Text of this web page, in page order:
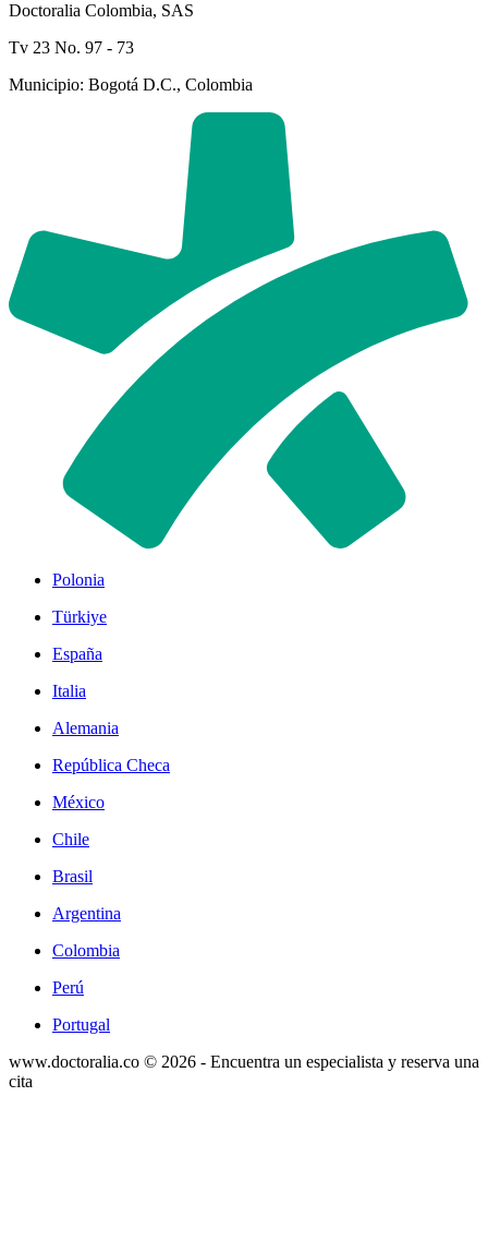
Doctoralia Colombia, SAS
Tv 23 No. 97 - 73
Municipio: Bogotá D.C., Colombia
Polonia
Türkiye
España
Italia
Alemania
República Checa
México
Chile
Brasil
Argentina
Colombia
Perú
Portugal
www.doctoralia.co © 2026 - Encuentra un especialista y reserva una
cita